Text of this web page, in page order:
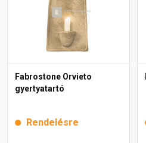
Fabrostone Orvieto
gyertyatartó
Rendelésre